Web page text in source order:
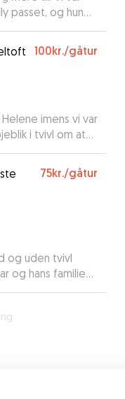
passet, og hun
Stine til alle,
100kr./gåtur
imens vi var
i tvivl om at
gerne igen med
75kr./gåtur
og uden tvivl
og hans familie